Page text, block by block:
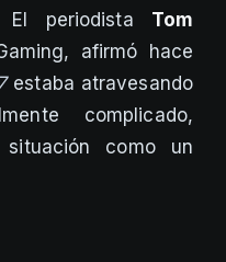
El periodista Tom
afirmó hace
estaba atravesando
complicado,
como un